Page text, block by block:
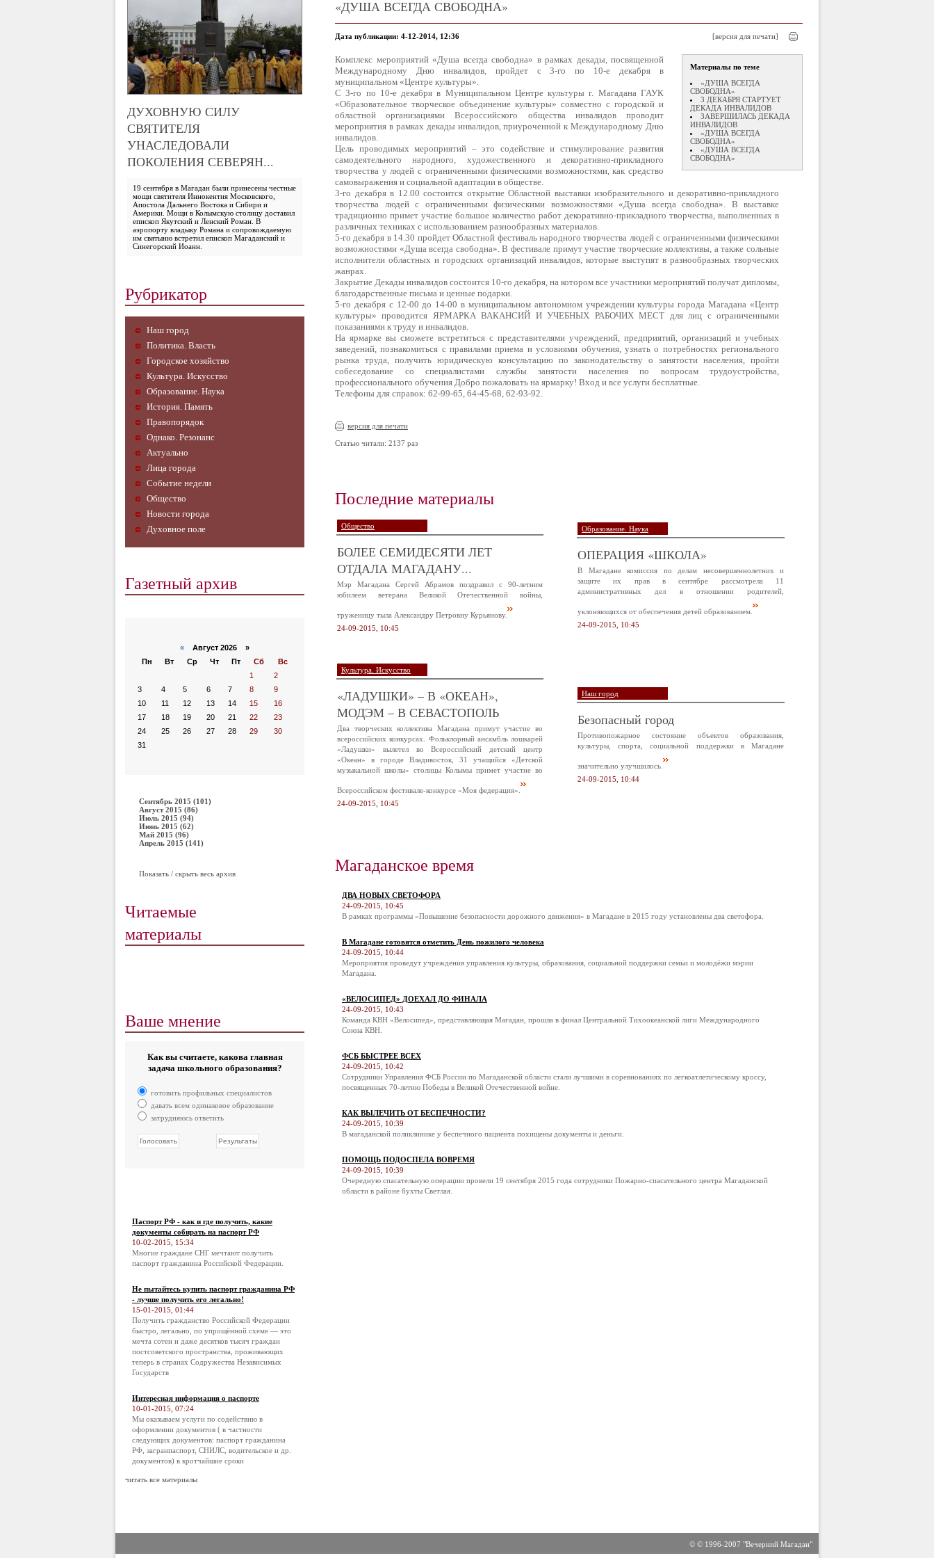
ДУХОВНУЮ СИЛУ
СВЯТИТЕЛЯ
УНАСЛЕДОВАЛИ
ПОКОЛЕНИЯ СЕВЕРЯН...
19 сентября в Магадан были принесены честные
мощи святителя Иннокентия Московского,
Апостола Дальнего Востока и Сибири и
Америки. Мощи в Колымскую столицу доставил
епископ Якутский и Ленский Роман. В
аэропорту владыку Романа и сопровождаемую
им святыню встретил епископ Магаданский и
Синегорский Иоанн.
Рубрикатор
Наш город
Политика. Власть
Городское хозяйство
Культура. Искусство
Образование. Наука
История. Память
Правопорядок
Однако. Резонанс
Актуально
Лица города
Событие недели
Общество
Новости города
Духовное поле
Газетный архив
« Август 2026 »
Пн
Вт Ср Чт Пт Сб
Вс
1
2
3
4 5 6 7 8
9
10
11 12 13 14 15
16
17
18 19 20 21 22
23
24
25 26 27 28 29
30
31
Сентябрь 2015 (101)
Август 2015 (86)
Июль 2015 (94)
Июнь 2015 (62)
Май 2015 (96)
Апрель 2015 (141)
Показать / скрыть весь архив
Читаемые
материалы
Ваше мнение
Как вы считаете, какова главная
задача школьного образования?
готовить профильных специалистов
давать всем одинаковое образование
затрудняюсь ответить
Паспорт РФ - как и где получить, какие
документы собирать на паспорт РФ
10-02-2015, 15:34
Многие граждане СНГ мечтают получить
паспорт гражданина Российской Федерации.
Не пытайтесь купить паспорт гражданина РФ
- лучше получить его легально!
15-01-2015, 01:44
Получить гражданство Российской Федерации
быстро, легально, по упрощённой схеме — это
мечта сотен и даже десятков тысяч граждан
постсоветского пространства, проживающих
теперь в странах Содружества Независимых
Государств
Интересная информация о паспорте
10-01-2015, 07:24
Мы оказываем услуги по содействию в
оформлении документов ( в частности
следующих документов: паспорт гражданина
РФ, загранпаспорт, СНИЛС, водительское и др.
документов) в кротчайшие сроки
читать все материалы
«ДУША ВСЕГДА СВОБОДНА»
Дата публикации: 4-12-2014, 12:36 [версия для печати]
Материалы по теме
«ДУША ВСЕГДА
СВОБОДНА»
3 ДЕКАБРЯ СТАРТУЕТ
ДЕКАДА ИНВАЛИДОВ
ЗАВЕРШИЛАСЬ ДЕКАДА
ИНВАЛИДОВ
«ДУША ВСЕГДА
СВОБОДНА»
«ДУША ВСЕГДА
СВОБОДНА»
Комплекс мероприятий «Душа всегда свободна» в рамках декады, посвященной
Международному Дню инвалидов, пройдет с 3-го по 10-е декабря в
муниципальном «Центре культуры».
С 3-го по 10-е декабря в Муниципальном Центре культуры г. Магадана ГАУК
«Образовательное творческое объединение культуры» совместно с городской и
областной организациями Всероссийского общества инвалидов проводит
мероприятия в рамках декады инвалидов, приуроченной к Международному Дню
инвалидов.
Цель проводимых мероприятий – это содействие и стимулирование развития
самодеятельного народного, художественного и декоративно-прикладного
творчества у людей с ограниченными физическими возможностями, как средство
самовыражения и социальной адаптации в обществе.
3-го декабря в 12.00 состоится открытие Областной выставки изобразительного и декоративно-прикладного
творчества людей с ограниченными физическими возможностями «Душа всегда свободна». В выставке
традиционно примет участие большое количество работ декоративно-прикладного творчества, выполненных в
различных техниках с использованием разнообразных материалов.
5-го декабря в 14.30 пройдет Областной фестиваль народного творчества людей с ограниченными физическими
возможностями «Душа всегда свободна». В фестивале примут участие творческие коллективы, а также сольные
исполнители областных и городских организаций инвалидов, которые выступят в разнообразных творческих
жанрах.
Закрытие Декады инвалидов состоится 10-го декабря, на котором все участники мероприятий получат дипломы,
благодарственные письма и ценные подарки.
5-го декабря с 12-00 до 14-00 в муниципальном автономном учреждении культуры города Магадана «Центр
культуры» проводится ЯРМАРКА ВАКАНСИЙ И УЧЕБНЫХ РАБОЧИХ МЕСТ для лиц с ограниченными
показаниями к труду и инвалидов.
На ярмарке вы сможете встретиться с представителями учреждений, предприятий, организаций и учебных
заведений, познакомиться с правилами приема и условиями обучения, узнать о потребностях регионального
рынка труда, получить юридическую консультацию по законодательству о занятости населения, пройти
собеседование со специалистами службы занятости населения по вопросам трудоустройства,
профессионального обучения Добро пожаловать на ярмарку! Вход и все услуги бесплатные.
Телефоны для справок: 62-99-65, 64-45-68, 62-93-92.
версия для печати
Статью читали: 2137 раз
Последние материалы
Общество
БОЛЕЕ СЕМИДЕСЯТИ ЛЕТ
ОТДАЛА МАГАДАНУ...
Мэр Магадана Сергей Абрамов поздравил с 90-летним
юбилеем ветерана Великой Отечественной войны,
труженицу тыла Александру Петровну Курьянову.
24-09-2015, 10:45
Образование. Наука
ОПЕРАЦИЯ «ШКОЛА»
В Магадане комиссия по делам несовершеннолетних и
защите их прав в сентябре рассмотрела 11
административных дел в отношении родителей,
уклоняющихся от обеспечения детей образованием.
24-09-2015, 10:45
Культура. Искусство
«ЛАДУШКИ» – В «ОКЕАН»,
МОДЭМ – В СЕВАСТОПОЛЬ
Два творческих коллектива Магадана примут участие во
всероссийских конкурсах. Фольклорный ансамбль лошкарей
«Ладушки» вылетел во Всероссийский детский центр
«Океан» в городе Владивосток, 31 учащийся «Детской
музыкальной школы» столицы Колымы примет участие во
Всероссийском фестивале-конкурсе «Моя федерация».
24-09-2015, 10:45
Наш город
Безопасный город
Противопожарное состояние объектов образования,
культуры, спорта, социальной поддержки в Магадане
значительно улучшилось.
24-09-2015, 10:44
Магаданское время
ДВА НОВЫХ СВЕТОФОРА
24-09-2015, 10:45
В рамках программы «Повышение безопасности дорожного движения» в Магадане в 2015 году установлены два светофора.
В Магадане готовятся отметить День пожилого человека
24-09-2015, 10:44
Мероприятия проведут учреждения управления культуры, образования, социальной поддержки семьи и молодёжи мэрии
Магадана.
«ВЕЛОСИПЕД» ДОЕХАЛ ДО ФИНАЛА
24-09-2015, 10:43
Команда КВН «Велосипед», представляющая Магадан, прошла в финал Центральной Тихоокеанской лиги Международного
Союза КВН.
ФСБ БЫСТРЕЕ ВСЕХ
24-09-2015, 10:42
Сотрудники Управления ФСБ России по Магаданской области стали лучшими в соревнованиях по легкоатлетическому кроссу,
посвященных 70-летию Победы в Великой Отечественной войне.
КАК ВЫЛЕЧИТЬ ОТ БЕСПЕЧНОСТИ?
24-09-2015, 10:39
В магаданской поликлинике у беспечного пациента похищены документы и деньги.
ПОМОЩЬ ПОДОСПЕЛА ВОВРЕМЯ
24-09-2015, 10:39
Очередную спасательную операцию провели 19 сентября 2015 года сотрудники Пожарно-спасательного центра Магаданской
области в районе бухты Светлая.
© © 1996-2007 "Вечерний Магадан"